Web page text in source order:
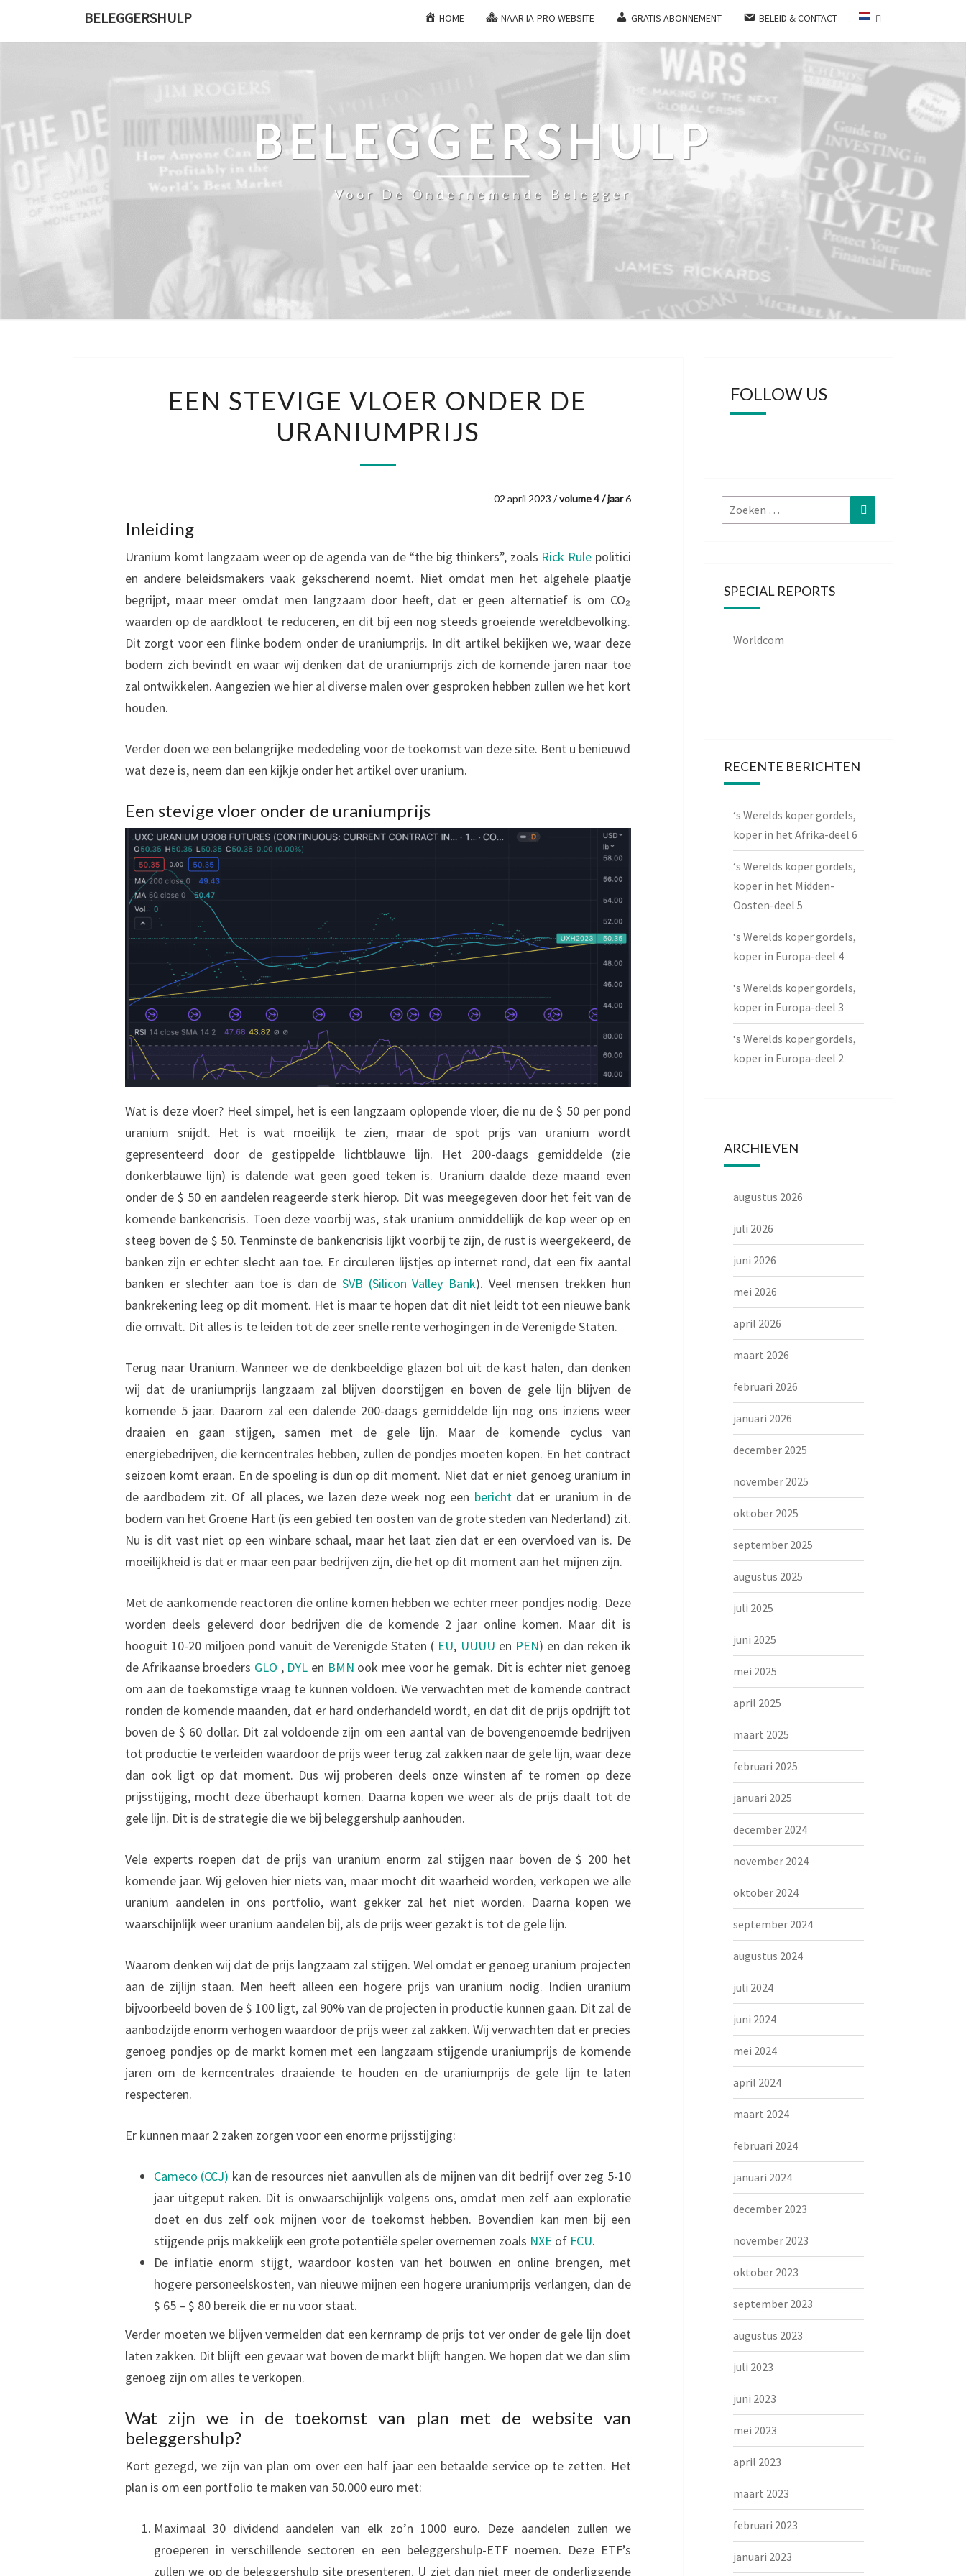
BELEGGERSHULP HOME NAAR IA-PRO WEBSITE GRATIS ABONNEMENT BELEID & CONTACT
BELEGGERSHULP
Voor De Ondernemende Belegger
STEVIGE
VLOER
ONDER
DE
EEN STEVIGE VLOER ONDER DE
URANIUMPRIJS
02 april 2023 /volume 4 / jaar6
Inleiding
Uranium komt langzaam weer op de agenda van de “the big thinkers”, zoals Rick Rulepolitici
en andere beleidsmakers vaak gekscherend noemt. Niet omdat men het algehele plaatje
begrijpt, maar meer omdat men langzaam door heeft, dat er geen alternatief is om CO₂
waarden op de aardkloot te reduceren, en dit bij een nog steeds groeiende wereldbevolking.
Dit zorgt voor een flinke bodem onder de uraniumprijs. In dit artikel bekijken we, waar deze
bodem zich bevindt en waar wij denken dat de uraniumprijs zich de komende jaren naar toe
zal ontwikkelen. Aangezien we hier al diverse malen over gesproken hebben zullen we het kort
houden.
Verder doen we een belangrijke mededeling voor de toekomst van deze site. Bent u benieuwd
wat deze is, neem dan een kijkje onder het artikel over uranium.
Een stevige vloer onder de uraniumprijs
Wat is deze vloer? Heel simpel, het is een langzaam oplopende vloer, die nu de $ 50 per pond
uranium snijdt. Het is wat moeilijk te zien, maar de spot prijs van uranium wordt
gepresenteerd door de gestippelde lichtblauwe lijn. Het 200-daags gemiddelde (zie
donkerblauwe lijn) is dalende wat geen goed teken is. Uranium daalde deze maand even
onder de $ 50 en aandelen reageerde sterk hierop. Dit was meegegeven door het feit van de
komende bankencrisis. Toen deze voorbij was, stak uranium onmiddellijk de kop weer op en
steeg boven de $ 50. Tenminste de bankencrisis lijkt voorbij te zijn, de rust is weergekeerd, de
banken zijn er echter slecht aan toe. Er circuleren lijstjes op internet rond, dat een fix aantal
banken er slechter aan toe is dan deSVB (Silicon Valley Bank). Veel mensen trekken hun
bankrekening leeg op dit moment. Het is maar te hopen dat dit niet leidt tot een nieuwe bank
die omvalt. Dit alles is te leiden tot de zeer snelle rente verhogingen in de Verenigde Staten.
Terug naar Uranium. Wanneer we de denkbeeldige glazen bol uit de kast halen, dan denken
wij dat de uraniumprijs langzaam zal blijven doorstijgen en boven de gele lijn blijven de
komende 5 jaar. Daarom zal een dalende 200-daags gemiddelde lijn nog ons inziens weer
draaien en gaan stijgen, samen met de gele lijn. Maar de komende cyclus van
energiebedrijven, die kerncentrales hebben, zullen de pondjes moeten kopen. En het contract
seizoen komt eraan. En de spoeling is dun op dit moment. Niet dat er niet genoeg uranium in
de aardbodem zit. Of all places, we lazen deze week nog een berichtdat er uranium in de
bodem van het Groene Hart (is een gebied ten oosten van de grote steden van Nederland) zit.
Nu is dit vast niet op een winbare schaal, maar het laat zien dat er een overvloed van is. De
moeilijkheid is dat er maar een paar bedrijven zijn, die het op dit moment aan het mijnen zijn.
Met de aankomende reactoren die online komen hebben we echter meer pondjes nodig. Deze
worden deels geleverd door bedrijven die de komende 2 jaar online komen. Maar dit is
hooguit 10-20 miljoen pond vanuit de Verenigde Staten ( EU, UUUU en PEN) en dan reken ik
de Afrikaanse broeders GLO , DYL en BMN ook mee voor he gemak. Dit is echter niet genoeg
om aan de toekomstige vraag te kunnen voldoen. We verwachten met de komende contract
ronden de komende maanden, dat er hard onderhandeld wordt, en dat dit de prijs opdrijft tot
boven de $ 60 dollar. Dit zal voldoende zijn om een aantal van de bovengenoemde bedrijven
tot productie te verleiden waardoor de prijs weer terug zal zakken naar de gele lijn, waar deze
dan ook ligt op dat moment. Dus wij proberen deels onze winsten af te romen op deze
prijsstijging, mocht deze überhaupt komen. Daarna kopen we weer als de prijs daalt tot de
gele lijn. Dit is de strategie die we bij beleggershulp aanhouden.
Vele experts roepen dat de prijs van uranium enorm zal stijgen naar boven de $ 200 het
komende jaar. Wij geloven hier niets van, maar mocht dit waarheid worden, verkopen we alle
uranium aandelen in ons portfolio, want gekker zal het niet worden. Daarna kopen we
waarschijnlijk weer uranium aandelen bij, als de prijs weer gezakt is tot de gele lijn.
Waarom denken wij dat de prijs langzaam zal stijgen. Wel omdat er genoeg uranium projecten
aan de zijlijn staan. Men heeft alleen een hogere prijs van uranium nodig. Indien uranium
bijvoorbeeld boven de $ 100 ligt, zal 90% van de projecten in productie kunnen gaan. Dit zal de
aanbodzijde enorm verhogen waardoor de prijs weer zal zakken. Wij verwachten dat er precies
genoeg pondjes op de markt komen met een langzaam stijgende uraniumprijs de komende
jaren om de kerncentrales draaiende te houden en de uraniumprijs de gele lijn te laten
respecteren.
Er kunnen maar 2 zaken zorgen voor een enorme prijsstijging:
Cameco (CCJ) kan de resources niet aanvullen als de mijnen van dit bedrijf over zeg 5-10
jaar uitgeput raken. Dit is onwaarschijnlijk volgens ons, omdat men zelf aan exploratie
doet en dus zelf ook mijnen voor de toekomst hebben. Bovendien kan men bij een
stijgende prijs makkelijk een grote potentiële speler overnemen zoals NXE of FCU.
De inflatie enorm stijgt, waardoor kosten van het bouwen en online brengen, met
hogere personeelskosten, van nieuwe mijnen een hogere uraniumprijs verlangen, dan de
$ 65 – $ 80 bereik die er nu voor staat.
Verder moeten we blijven vermelden dat een kernramp de prijs tot ver onder de gele lijn doet
laten zakken. Dit blijft een gevaar wat boven de markt blijft hangen. We hopen dat we dan slim
genoeg zijn om alles te verkopen.
Wat zijn we in de toekomst van plan met de website van
beleggershulp?
Kort gezegd, we zijn van plan om over een half jaar een betaalde service op te zetten. Het
plan is om een portfolio te maken van 50.000 euro met:
Maximaal 30 dividend aandelen van elk zo’n 1000 euro. Deze aandelen zullen we
groeperen in verschillende sectoren en een beleggershulp-ETF noemen. Deze ETF’s
zullen we op de beleggershulp site presenteren. U ziet dan niet meer de onderliggende
FOLLOW US
Zoeken
naar:
Zoeken
SPECIAL REPORTS
Worldcom
RECENTE BERICHTEN
‘s Werelds koper gordels,
koper in het Afrika-deel 6
‘s Werelds koper gordels,
koper in het Midden-
Oosten-deel 5
‘s Werelds koper gordels,
koper in Europa-deel 4
‘s Werelds koper gordels,
koper in Europa-deel 3
‘s Werelds koper gordels,
koper in Europa-deel 2
ARCHIEVEN
augustus 2026
juli 2026
juni 2026
mei 2026
april 2026
maart 2026
februari 2026
januari 2026
december 2025
november 2025
oktober 2025
september 2025
augustus 2025
juli 2025
juni 2025
mei 2025
april 2025
maart 2025
februari 2025
januari 2025
december 2024
november 2024
oktober 2024
september 2024
augustus 2024
juli 2024
juni 2024
mei 2024
april 2024
maart 2024
februari 2024
januari 2024
december 2023
november 2023
oktober 2023
september 2023
augustus 2023
juli 2023
juni 2023
mei 2023
april 2023
maart 2023
februari 2023
januari 2023